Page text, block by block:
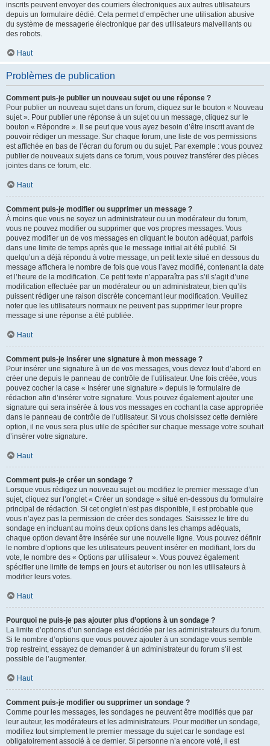
inscrits peuvent envoyer des courriers électroniques aux autres utilisateurs
depuis un formulaire dédié. Cela permet d’empêcher une utilisation abusive
du système de messagerie électronique par des utilisateurs malveillants ou
des robots.
Haut
Problèmes de publication
Comment puis-je publier un nouveau sujet ou une réponse ?
Pour publier un nouveau sujet dans un forum, cliquez sur le bouton « Nouveau
sujet ». Pour publier une réponse à un sujet ou un message, cliquez sur le
bouton « Répondre ». Il se peut que vous ayez besoin d’être inscrit avant de
pouvoir rédiger un message. Sur chaque forum, une liste de vos permissions
est affichée en bas de l’écran du forum ou du sujet. Par exemple : vous pouvez
publier de nouveaux sujets dans ce forum, vous pouvez transférer des pièces
jointes dans ce forum, etc.
Haut
Comment puis-je modifier ou supprimer un message ?
À moins que vous ne soyez un administrateur ou un modérateur du forum,
vous ne pouvez modifier ou supprimer que vos propres messages. Vous
pouvez modifier un de vos messages en cliquant le bouton adéquat, parfois
dans une limite de temps après que le message initial ait été publié. Si
quelqu’un a déjà répondu à votre message, un petit texte situé en dessous du
message affichera le nombre de fois que vous l’avez modifié, contenant la date
et l’heure de la modification. Ce petit texte n’apparaîtra pas s’il s’agit d’une
modification effectuée par un modérateur ou un administrateur, bien qu’ils
puissent rédiger une raison discrète concernant leur modification. Veuillez
noter que les utilisateurs normaux ne peuvent pas supprimer leur propre
message si une réponse a été publiée.
Haut
Comment puis-je insérer une signature à mon message ?
Pour insérer une signature à un de vos messages, vous devez tout d’abord en
créer une depuis le panneau de contrôle de l’utilisateur. Une fois créée, vous
pouvez cocher la case « Insérer une signature » depuis le formulaire de
rédaction afin d’insérer votre signature. Vous pouvez également ajouter une
signature qui sera insérée à tous vos messages en cochant la case appropriée
dans le panneau de contrôle de l’utilisateur. Si vous choisissez cette dernière
option, il ne vous sera plus utile de spécifier sur chaque message votre souhait
d’insérer votre signature.
Haut
Comment puis-je créer un sondage ?
Lorsque vous rédigez un nouveau sujet ou modifiez le premier message d’un
sujet, cliquez sur l’onglet « Créer un sondage » situé en-dessous du formulaire
principal de rédaction. Si cet onglet n’est pas disponible, il est probable que
vous n’ayez pas la permission de créer des sondages. Saisissez le titre du
sondage en incluant au moins deux options dans les champs adéquats,
chaque option devant être insérée sur une nouvelle ligne. Vous pouvez définir
le nombre d’options que les utilisateurs peuvent insérer en modifiant, lors du
vote, le nombre des « Options par utilisateur ». Vous pouvez également
spécifier une limite de temps en jours et autoriser ou non les utilisateurs à
modifier leurs votes.
Haut
Pourquoi ne puis-je pas ajouter plus d’options à un sondage ?
La limite d’options d’un sondage est décidée par les administrateurs du forum.
Si le nombre d’options que vous pouvez ajouter à un sondage vous semble
trop restreint, essayez de demander à un administrateur du forum s’il est
possible de l’augmenter.
Haut
Comment puis-je modifier ou supprimer un sondage ?
Comme pour les messages, les sondages ne peuvent être modifiés que par
leur auteur, les modérateurs et les administrateurs. Pour modifier un sondage,
modifiez tout simplement le premier message du sujet car le sondage est
obligatoirement associé à ce dernier. Si personne n’a encore voté, il est